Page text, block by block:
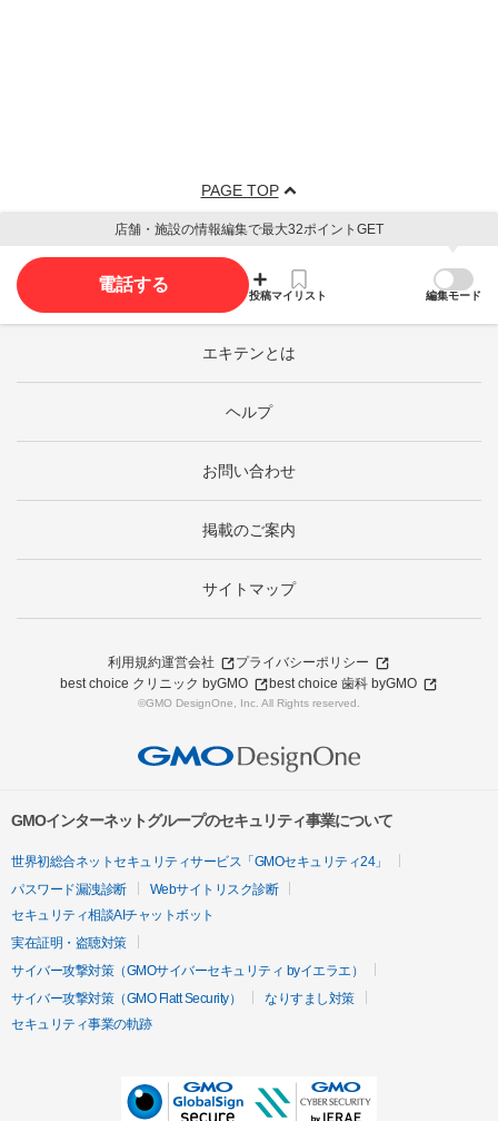
PAGE TOP
店舗・施設の情報編集で最大32ポイントGET
電話する
投稿マイリスト 編集モード
エキテンとは
ヘルプ
お問い合わせ
掲載のご案内
サイトマップ
利用規約運営会社
プライバシーポリシー
best choice クリニック byGMO
best choice 歯科 byGMO
©GMO DesignOne, Inc. All Rights reserved.
GMOインターネットグループのセキュリティ事業について
世界初総合ネットセキュリティサービス「GMOセキュリティ24」
パスワード漏洩診断
Webサイトリスク診断
セキュリティ相談AIチャットボット
実在証明・盗聴対策
サイバー攻撃対策（GMOサイバーセキュリティ byイエラエ）
サイバー攻撃対策（GMO Flatt Security）
なりすまし対策
セキュリティ事業の軌跡